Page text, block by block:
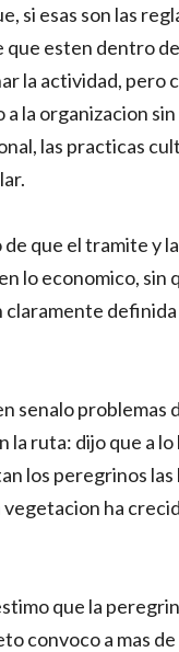
si esas son las
que esten dentro
la actividad, pero
la organizacion
las practicas
de que el tramite y
lo economico, sin
definida
senalo problemas
la ruta: dijo que a
los peregrinos las
vegetacion ha
que la
convoco a mas